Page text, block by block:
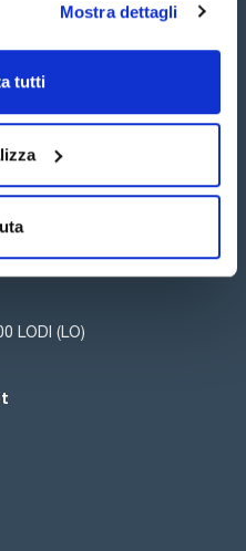
Mostra dettagli
tutti
LODI (LO)